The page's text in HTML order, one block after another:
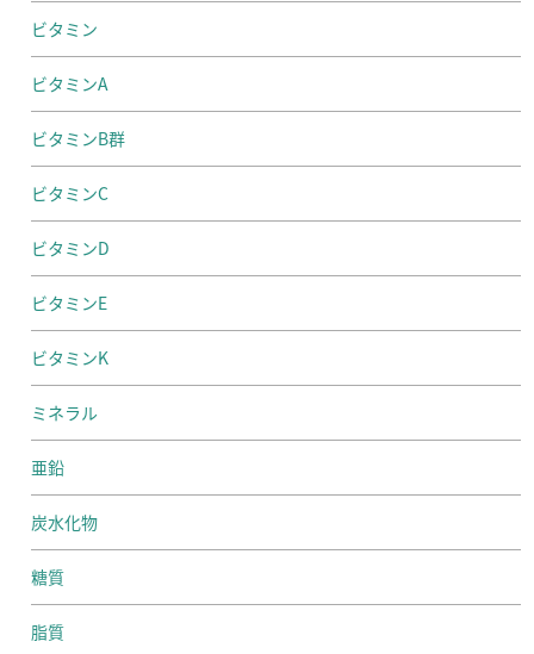
ビタミン
ビタミンA
ビタミンB群
ビタミンC
ビタミンD
ビタミンE
ビタミンK
ミネラル
亜鉛
炭水化物
糖質
脂質